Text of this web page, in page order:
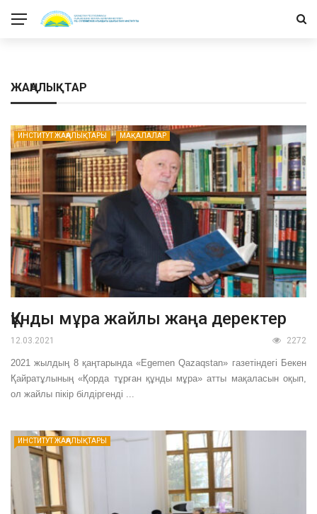
ЖАҢАЛЫҚТАР
ИНСТИТУТ ЖАҢАЛЫҚТАРЫ МАҚАЛАЛАР
Құнды мұра жайлы жаңа деректер
12.03.2021 2272
2021 жылдың 8 қаңтарында «Egemen Qazaqstan» газетіндегі Бекен
Қайратұлының «Қорда тұрған құнды мұра» атты мақаласын оқып,
ол жайлы пікір білдіргенді ...
ИНСТИТУТ ЖАҢАЛЫҚТАРЫ